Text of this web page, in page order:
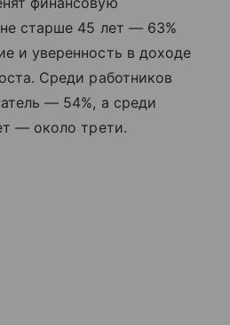
старше 45 лет — 63%
и уверенность в доходе
Среди работников
— 54%, а среди
— около трети.